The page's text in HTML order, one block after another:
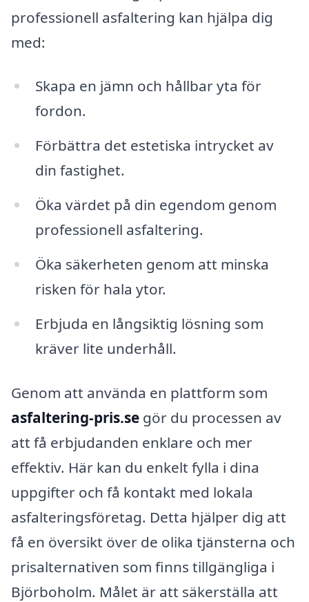
professionell asfaltering kan hjälpa dig
med:
Skapa en jämn och hållbar yta för
fordon.
Förbättra det estetiska intrycket av
din fastighet.
Öka värdet på din egendom genom
professionell asfaltering.
Öka säkerheten genom att minska
risken för hala ytor.
Erbjuda en långsiktig lösning som
kräver lite underhåll.
Genom att använda en plattform som
asfaltering-pris.se gör du processen av
att få erbjudanden enklare och mer
effektiv. Här kan du enkelt fylla i dina
uppgifter och få kontakt med lokala
asfalteringsföretag. Detta hjälper dig att
få en översikt över de olika tjänsterna och
prisalternativen som finns tillgängliga i
Björboholm. Målet är att säkerställa att